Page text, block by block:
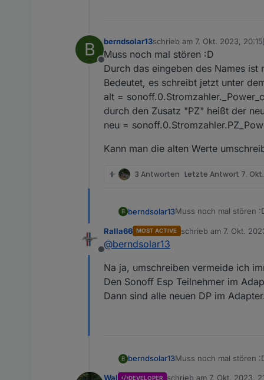
B
Offline
berndsolar13schrieb am 7. Okt. 2023, 20:15
zuletzt editiert von
Muss noch mal stören :D
Durch das eingeben des Names
Bedeutet, es schreibt jetzt unter
alt =
durch den Zusatz "PZ" heißt der
neu =
Kann man die alten Werte
3 Antworten Letzte Antwort 7.
B berndsolar13Muss noch mal stören
Bedeutet, es schreibt
neu =
Kann man die alten
Offline
Ralla66 MOST ACTIVE schrieb am 7. Okt.
zuletzt editiert von
@berndsolar13
Na ja, umschreiben vermeide ich
Den Sonoff Esp Teilnehmer im
Dann sind alle neuen DP im Adapter.
B berndsolar13Muss noch mal stören
Wal DEVELOPER schrieb am 7. Okt. 2023,